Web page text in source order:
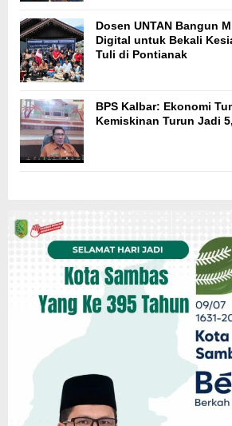
Dosen UNTAN Bangun
Digital untuk Bekali
Tuli di Pontianak
BPS Kalbar: Ekonomi
Kemiskinan Turun Jadi